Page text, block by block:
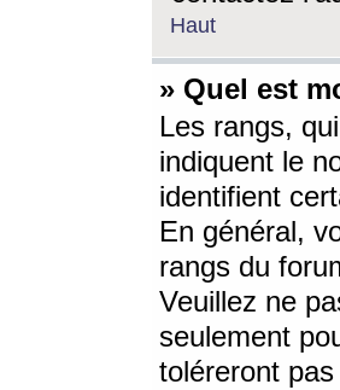
Haut
» Quel est
Les rangs,
indiquent le
identifient
En général,
rangs du
Veuillez ne
seulement
toléreront